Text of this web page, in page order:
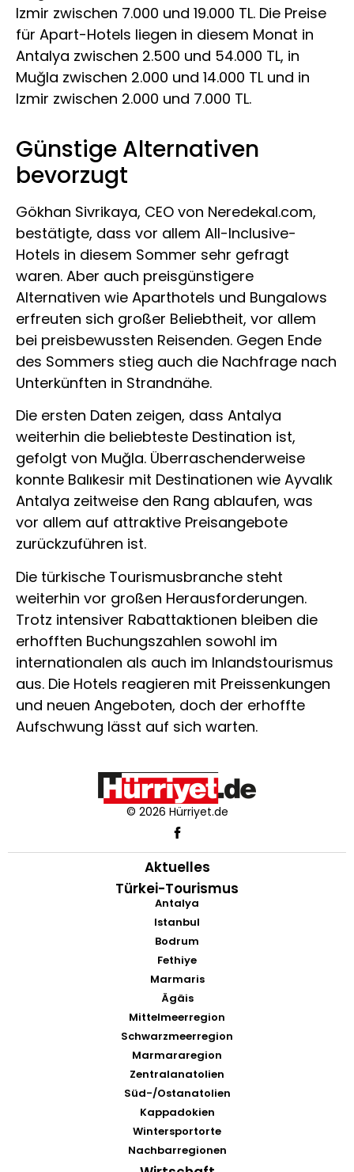
Izmir zwischen 7.000 und 19.000 TL. Die Preise
für Apart-Hotels liegen in diesem Monat in
Antalya zwischen 2.500 und 54.000 TL, in
Muğla zwischen 2.000 und 14.000 TL und in
Izmir zwischen 2.000 und 7.000 TL.
Günstige Alternativen
bevorzugt
Gökhan Sivrikaya, CEO von Neredekal.com,
bestätigte, dass vor allem All-Inclusive-
Hotels in diesem Sommer sehr gefragt
waren. Aber auch preisgünstigere
Alternativen wie Aparthotels und Bungalows
erfreuten sich großer Beliebtheit, vor allem
bei preisbewussten Reisenden. Gegen Ende
des Sommers stieg auch die Nachfrage nach
Unterkünften in Strandnähe.
Die ersten Daten zeigen, dass Antalya
weiterhin die beliebteste Destination ist,
gefolgt von Muğla. Überraschenderweise
konnte Balıkesir mit Destinationen wie Ayvalık
Antalya zeitweise den Rang ablaufen, was
vor allem auf attraktive Preisangebote
zurückzuführen ist.
Die türkische Tourismusbranche steht
weiterhin vor großen Herausforderungen.
Trotz intensiver Rabattaktionen bleiben die
erhofften Buchungszahlen sowohl im
internationalen als auch im Inlandstourismus
aus. Die Hotels reagieren mit Preissenkungen
und neuen Angeboten, doch der erhoffte
Aufschwung lässt auf sich warten.
© 2026 Hürriyet.de
Aktuelles
Türkei-Tourismus
Antalya
Istanbul
Bodrum
Fethiye
Marmaris
Ägäis
Mittelmeerregion
Schwarzmeerregion
Marmararegion
Zentralanatolien
Süd-/Ostanatolien
Kappadokien
Wintersportorte
Nachbarregionen